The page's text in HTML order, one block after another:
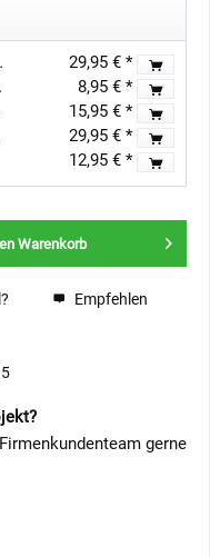
IP65
29,95 € *
8,95 € *
15,95 € *
29,95 € *
12,95 € *
Warenkorb
Empfehlen
gerne